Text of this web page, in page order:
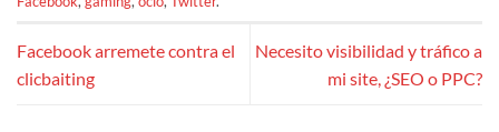
Facebook arremete contra el
clicbaiting
Necesito visibilidad y tráfico a
mi site, ¿SEO o PPC?